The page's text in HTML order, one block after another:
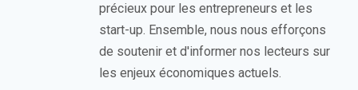
précieux pour les entrepreneurs et les
start-up. Ensemble, nous nous efforçons
de soutenir et d'informer nos lecteurs sur
les enjeux économiques actuels.